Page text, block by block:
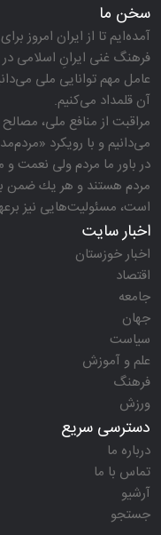
سخن ما
آمده‌ایم تا از ایران امروز
فرهنگ غنی ایرانِ اسلامی در
عامل مهم توانایی ملی
آن قلمداد می‌كنیم.
مراقبت از منافع ملی،
می‌دانیم و با رویكرد
در باور ما مردم ولی نعمت و
مردم هستند و هر یك ضمن
است، مسئولیت‌هایی نیز
اخبار سایت
اخبار خوزستان
اقتصاد
جامعه
جهان
سیاست
علم و آموزش
فرهنگ
ورزش
دسترسی سریع
درباره ما
تماس با ما
آرشیو
جستجو